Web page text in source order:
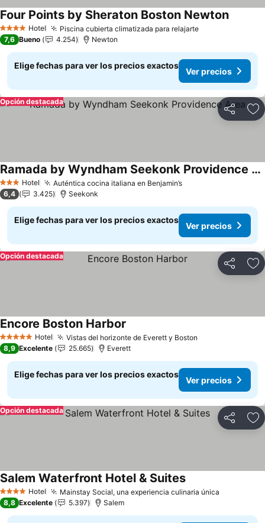
4 EstrellasHotel Piscina cubierta climatizada para relajarteVer precios
Four Points by Sheraton Boston NewtonVer
7,6 Bueno 4.254 Newton
Elige fechas para ver los precios exactos
Ver precios
Compartir
Opción destacada
3 Estrellas
Hotel Auténtica cocina italiana en Benjamin’sVer precios
Ramada by Wyndham Seekonk Providence Area
Ver precios
6,4 3.425 Seekonk
Elige fechas para ver los precios exactos
Ver precios
Compartir
Opción destacada
5 Estrellas Hotel Vistas del horizonte de Everett y Boston
Encore Boston Harbor
8,9 Excelente 25.665 Everett
Elige fechas para ver los precios exactos
Ver precios
Compartir
Opción destacada
4 EstrellasHotel Mainstay Social, una experiencia culinaria única
Salem Waterfront Hotel & SuitesVer precios
8,8 Excelente 5.397 Salem